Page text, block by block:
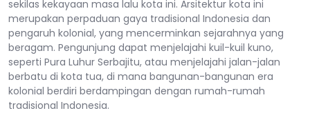
sekilas kekayaan masa lalu kota ini. Arsitektur kota ini
merupakan perpaduan gaya tradisional Indonesia dan
pengaruh kolonial, yang mencerminkan sejarahnya yang
beragam. Pengunjung dapat menjelajahi kuil-kuil kuno,
seperti Pura Luhur Serbajitu, atau menjelajahi jalan-jalan
berbatu di kota tua, di mana bangunan-bangunan era
kolonial berdiri berdampingan dengan rumah-rumah
tradisional Indonesia.